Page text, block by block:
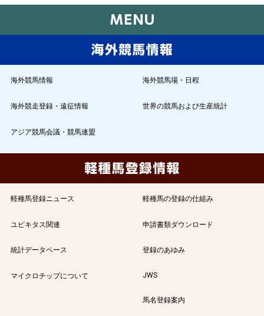
海外競馬情報 海外競馬場・日程
海外競走登録・遠征情報 世界の競馬および生産統計
アジア競馬会議・競馬連盟
軽種馬登録ニュース 軽種馬の登録の仕組み
ユビキタス関連 申請書類ダウンロード
統計データベース 登録のあゆみ
マイクロチップについて JWS
馬名登録案内